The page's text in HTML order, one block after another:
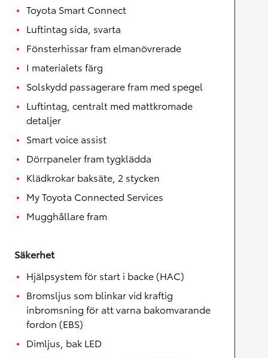
Toyota Smart Connect
Luftintag sida, svarta
Fönsterhissar fram elmanövrerade
I materialets färg
Solskydd passagerare fram med spegel
Luftintag, centralt med mattkromade
detaljer
Smart voice assist
Dörrpaneler fram tygklädda
Klädkrokar baksäte, 2 stycken
My Toyota Connected Services
Mugghållare fram
Säkerhet
Hjälpsystem för start i backe (HAC)
Bromsljus som blinkar vid kraftig
inbromsning för att varna bakomvarande
fordon (EBS)
Dimljus, bak LED